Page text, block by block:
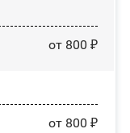
от 800 ₽
от 800 ₽